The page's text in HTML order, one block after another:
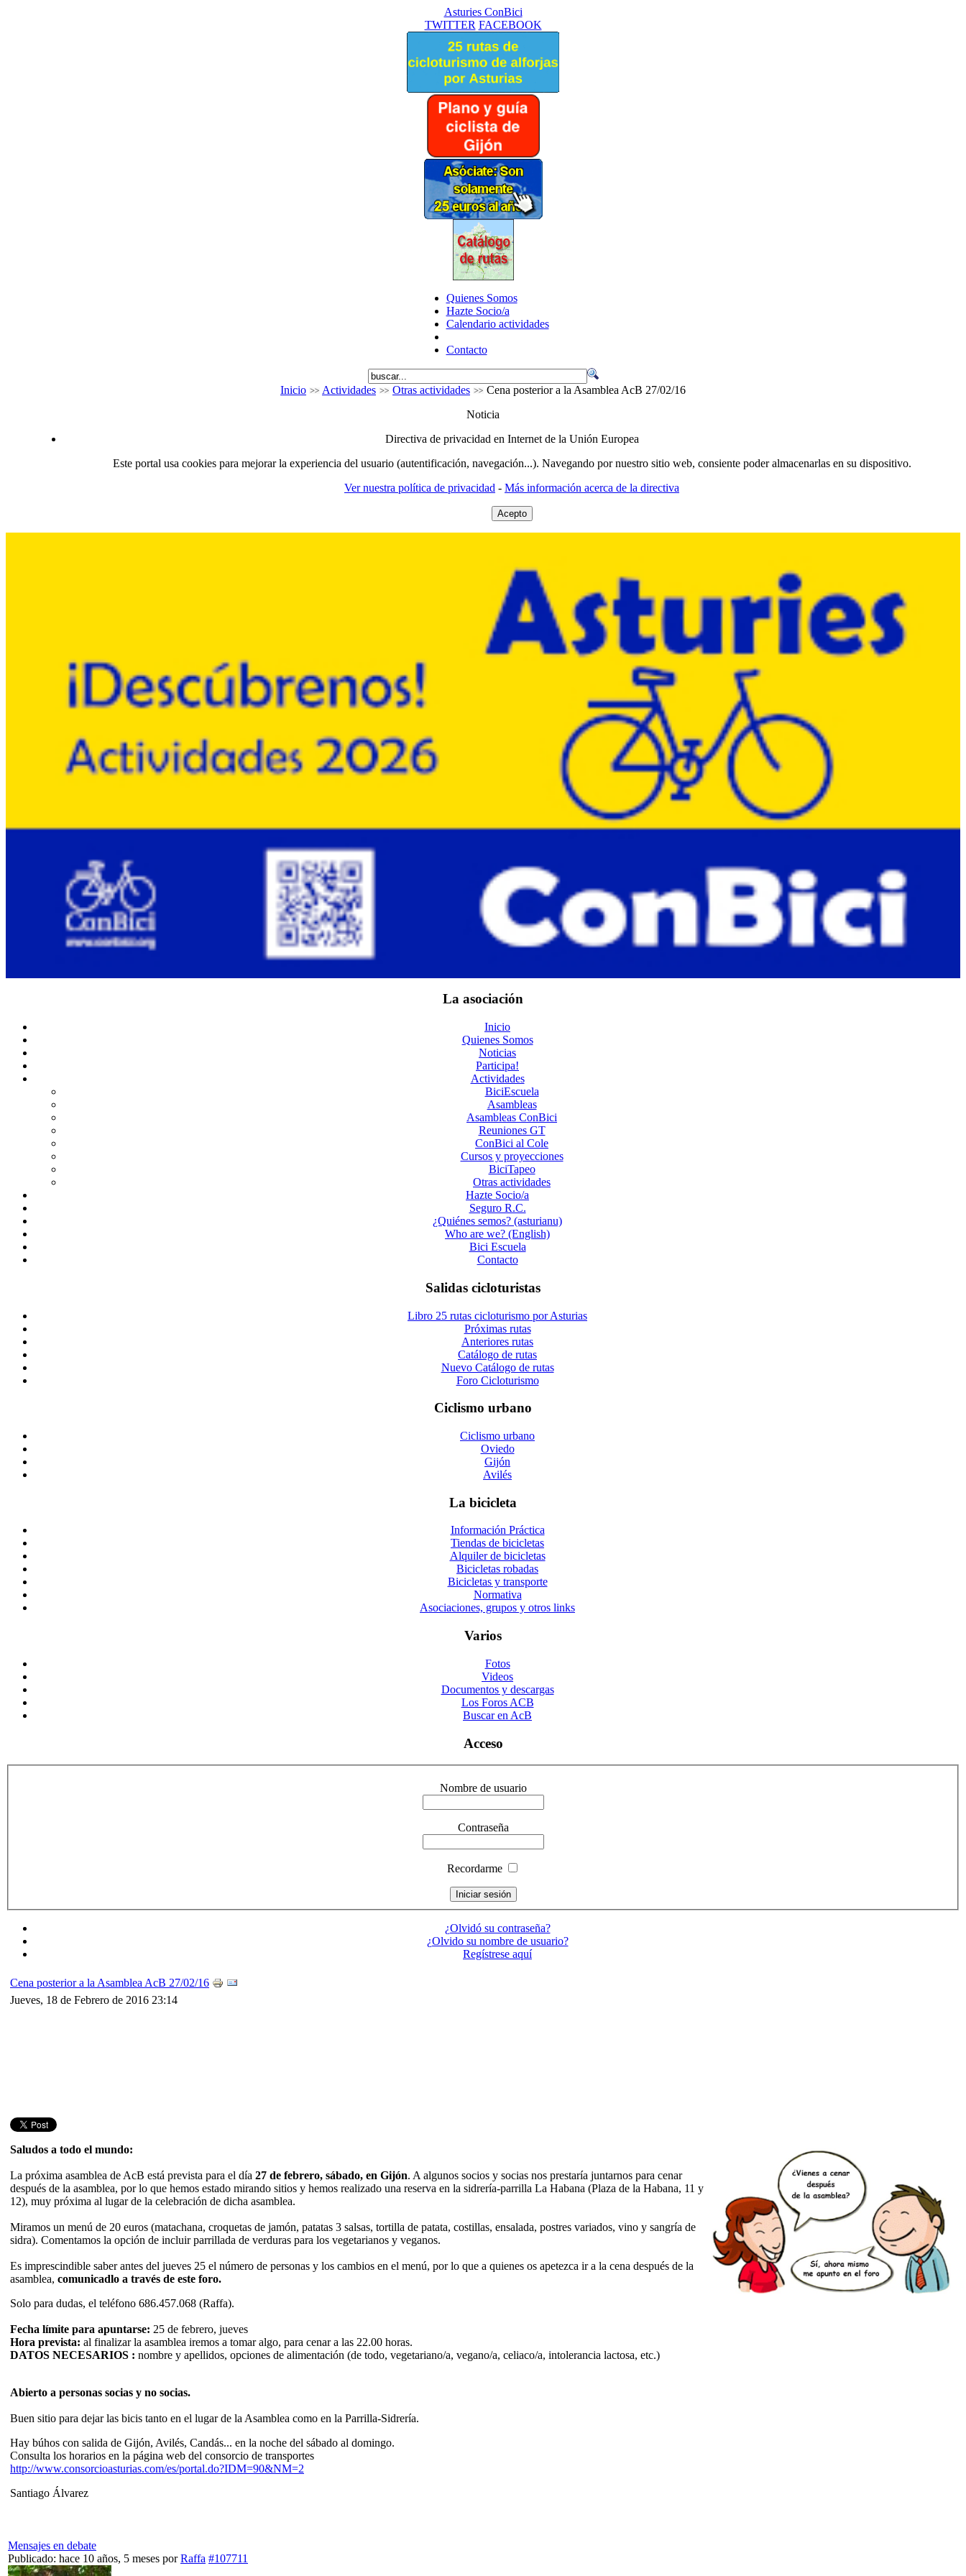
Asturies ConBici
TWITTER FACEBOOK
Quienes Somos
Hazte Socio/a
Calendario actividades
Contacto
Inicio Actividades Otras actividades
Cena posterior a la Asamblea AcB 27/02/16
Noticia
Directiva de privacidad en Internet de la Unión Europea
Este portal usa cookies para mejorar la experiencia del usuario (autentificación, navegación...). Navegando por nuestro sitio web, consiente poder almacenarlas en su dispositivo.
Ver nuestra política de privacidad - Más información acerca de la directiva
Acepto
La asociación
Inicio
Quienes Somos
Noticias
Participa!
Actividades
BiciEscuela
Asambleas
Asambleas ConBici
Reuniones GT
ConBici al Cole
Cursos y proyecciones
BiciTapeo
Otras actividades
Hazte Socio/a
Seguro R.C.
¿Quiénes semos? (asturianu)
Who are we? (English)
Bici Escuela
Contacto
Salidas cicloturistas
Libro 25 rutas cicloturismo por Asturias
Próximas rutas
Anteriores rutas
Catálogo de rutas
Nuevo Catálogo de rutas
Foro Cicloturismo
Ciclismo urbano
Ciclismo urbano
Oviedo
Gijón
Avilés
La bicicleta
Información Práctica
Tiendas de bicicletas
Alquiler de bicicletas
Bicicletas robadas
Bicicletas y transporte
Normativa
Asociaciones, grupos y otros links
Varios
Fotos
Videos
Documentos y descargas
Los Foros ACB
Buscar en AcB
Acceso
Nombre de usuario
Contraseña
Recordarme
¿Olvidó su contraseña?
¿Olvido su nombre de usuario?
Regístrese aquí
Cena posterior a la Asamblea AcB 27/02/16
Jueves, 18 de Febrero de 2016 23:14
Saludos a todo el mundo:
La próxima asamblea de AcB está prevista para el día 27 de febrero, sábado, en Gijón. A algunos socios y socias nos prestaría juntarnos para cenar
después de la asamblea, por lo que hemos estado mirando sitios y hemos realizado una reserva en la sidrería-parrilla La Habana (Plaza de la Habana, 11 y
12), muy próxima al lugar de la celebración de dicha asamblea.
Miramos un menú de 20 euros (matachana, croquetas de jamón, patatas 3 salsas, tortilla de patata, costillas, ensalada, postres variados, vino y sangría de
sidra). Comentamos la opción de incluir parrillada de verduras para los vegetarianos y veganos.
Es imprescindible saber antes del jueves 25 el número de personas y los cambios en el menú, por lo que a quienes os apetezca ir a la cena después de la
asamblea, comunicadlo a través de este foro.
Solo para dudas, el teléfono 686.457.068 (Raffa).
Fecha límite para apuntarse: 25 de febrero, jueves
Hora prevista: al finalizar la asamblea iremos a tomar algo, para cenar a las 22.00 horas.
DATOS NECESARIOS : nombre y apellidos, opciones de alimentación (de todo, vegetariano/a, vegano/a, celiaco/a, intolerancia lactosa, etc.)
Abierto a personas socias y no socias.
Buen sitio para dejar las bicis tanto en el lugar de la Asamblea como en la Parrilla-Sidrería.
Hay búhos con salida de Gijón, Avilés, Candás... en la noche del sábado al domingo.
Consulta los horarios en la página web del consorcio de transportes
http://www.consorcioasturias.com/es/portal.do?IDM=90&NM=2
Santiago Álvarez
Mensajes en debate
Publicado: hace 10 años, 5 meses porRaffa #107711